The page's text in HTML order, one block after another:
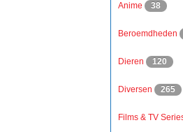
Anime 38
Beroemdheden
Dieren 120
Diversen 265
Films & TV